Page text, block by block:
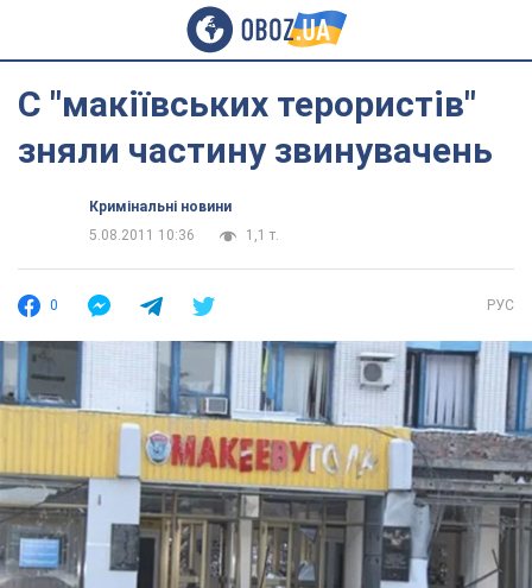
С "макіївських терористів"
зняли частину звинувачень
Кримінальні новини
5.08.2011 10:36
1,1 т.
0 РУС